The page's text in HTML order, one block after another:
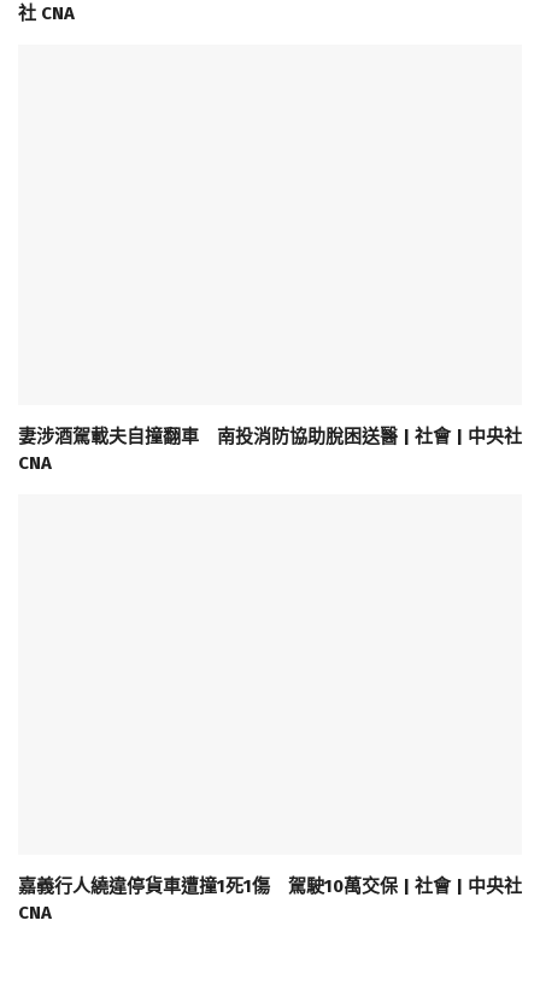
社 CNA
妻涉酒駕載夫自撞翻車 南投消防協助脫困送醫 | 社會 | 中央社
CNA
嘉義行人繞違停貨車遭撞1死1傷 駕駛10萬交保 | 社會 | 中央社
CNA